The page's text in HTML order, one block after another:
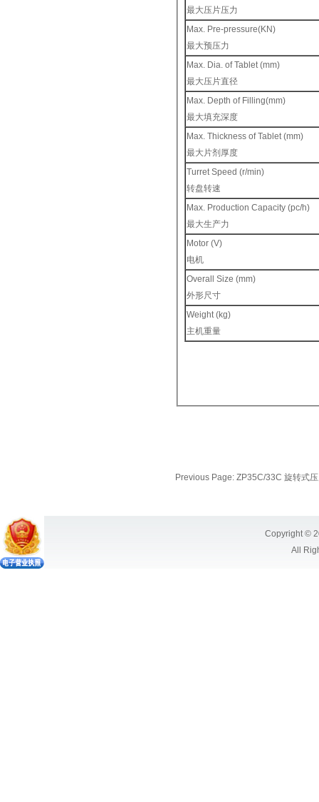
最大压片压力
Max. Pre-pressure(KN)
最大预压力
Max. Dia. of Tablet (mm)
最大压片直径
Max. Depth of Filling(mm)
最大填充深度
Max. Thickness of Tablet (mm)
最大片剂厚度
Turret Speed (r/min)
转盘转速
Max. Production Capacity (pc/h)
最大生产力
Motor (V)
电机
Overall Size (mm)
外形尺寸
Weight (kg)
主机重量
Previous Page: ZP35C/33C 旋转式
Copyright ©
All